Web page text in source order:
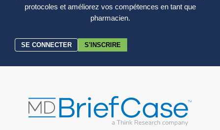
protocoles et améliorez vos compétences en tant que
pharmacien.
SE CONNECTER S'INSCRIRE